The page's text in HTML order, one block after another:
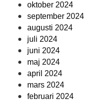
oktober 2024
september 2024
augusti 2024
juli 2024
juni 2024
maj 2024
april 2024
mars 2024
februari 2024